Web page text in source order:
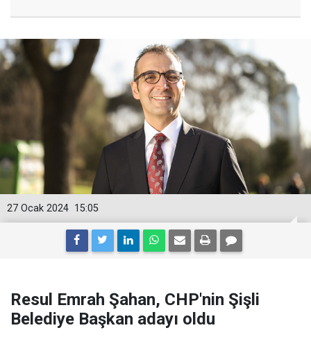
15:05
27 Ocak 2024
Resul Emrah Şahan, CHP'nin Şişli
Belediye Başkan adayı oldu